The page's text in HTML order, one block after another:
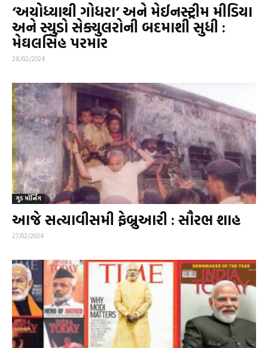
‘અયોધ્યાથી ગોધરા’ અને મેઈનસ્ટ્રીમ મીડિયા
અને સ્યુડો સેક્યુલરોની બદમાશી સુધી :
મેઘલસિંહ પરમાર
28/02/2024
ગુડ મૉર્નિંગ
આજે સત્યાવીસમી ફેબ્રુઆરી : સૌરભ શાહ
27/02/2024